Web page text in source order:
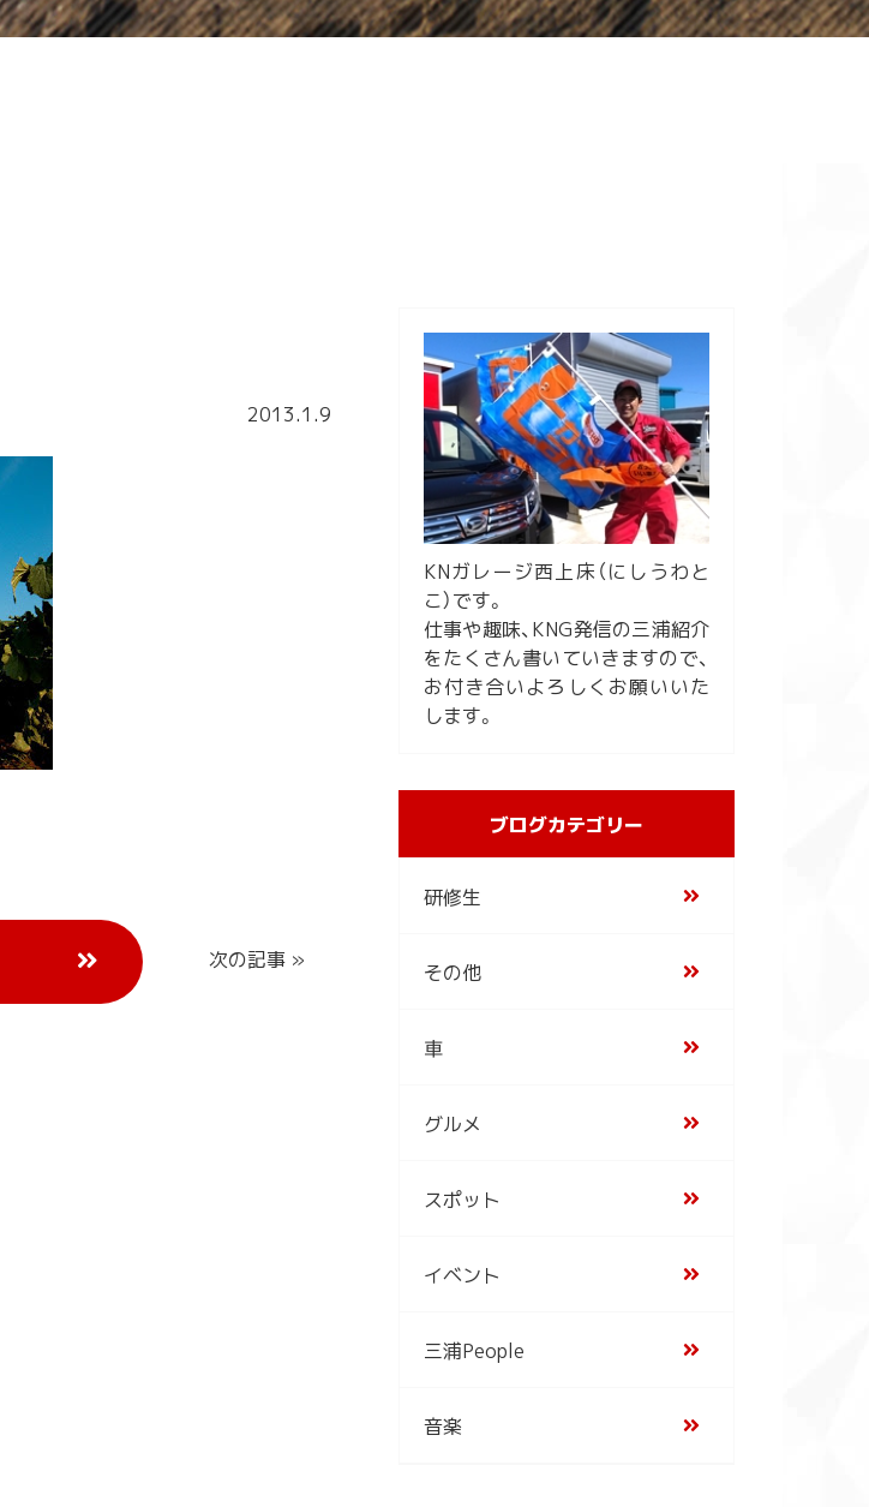
2013.1.9
次の記事 »
KNガレージ西上床（にしうわと
こ）です。
仕事や趣味、KNG発信の三浦紹介
をたくさん書いていきますので、
お付き合いよろしくお願いいた
します。
ブログカテゴリー
研修生
その他
車
グルメ
スポット
イベント
三浦People
音楽